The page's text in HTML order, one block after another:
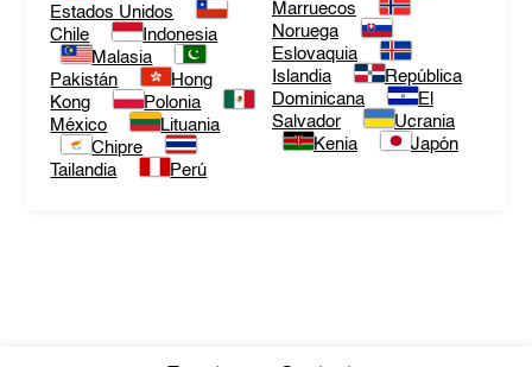
Estados Unidos
Chile
Indonesia
Malasia
Pakistán
Hong
Kong
Polonia
México
Lituania
Chipre
Tailandia
Perú
Marruecos
Noruega
Eslovaquia
Islandia
República
Dominicana
El
Salvador
Ucrania
Kenia
Japón